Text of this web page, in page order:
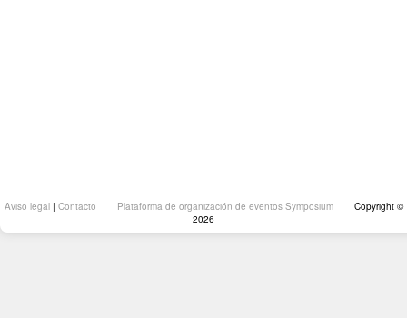
Aviso legal | Contacto Plataforma de organización de eventos Symposium
Copyright ©
2026